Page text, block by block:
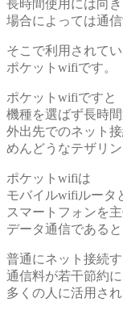
長時間使用には向
場合によっては通
そこで利用されて
ポケットwifiです。
ポケットwifiですと
機種を選ばず長時
外出先でのネット接
めんどうなテザリ
ポケットwifiは
モバイルwifiルータ
スマートフォンを
データ通信であると
普通にネット接続
通信料が若干節約に
多くの人に活用され